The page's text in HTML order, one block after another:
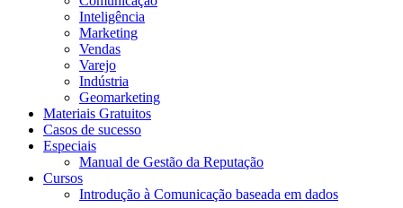
Inteligência
Marketing
Vendas
Varejo
Indústria
Geomarketing
Materiais Gratuitos
Casos de sucesso
Especiais
Manual de Gestão da Reputação
Cursos
Introdução à Comunicação baseada em dados